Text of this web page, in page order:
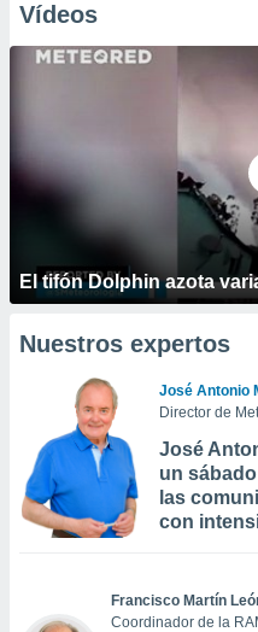
Vídeos
El tifón Dolphin azota
Nuestros expertos
José Antonio
Director de
José
un
las
con
Francisco Martín
Coordinador de la